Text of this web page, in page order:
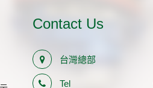
Contact Us
台灣總部
Tel